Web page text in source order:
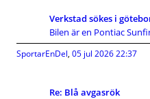
Verkstad sökes i
Bilen är en Pontiac
SportarEnDel, 05 jul 2026 22:37
Re: Blå avgasrök